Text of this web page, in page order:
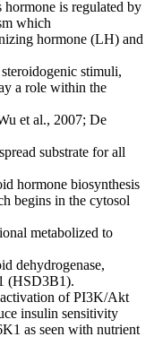
is regulated by
which
hormone (LH) and
stimuli,
a role within the
et al., 2007; De
substrate for all
hormone biosynthesis
begins in the cytosol
metabolized to
dehydrogenase,
(HSD3B1).
of PI3K/Akt
insulin sensitivity
as seen with nutrient